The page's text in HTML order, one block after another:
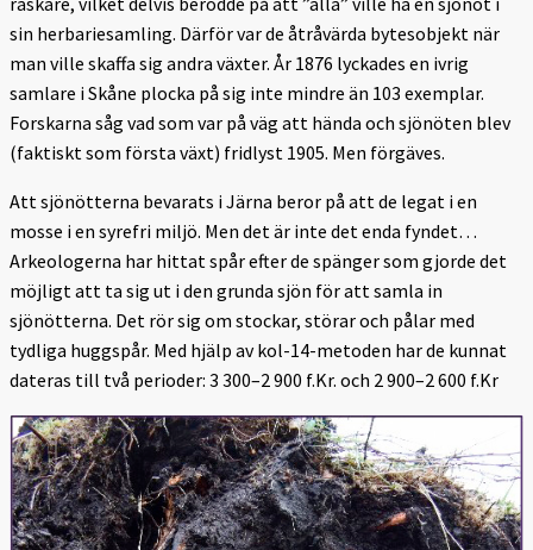
sin herbariesamling. Därför var de åtråvärda bytesobjekt när
man ville skaffa sig andra växter. År 1876 lyckades en ivrig
samlare i Skåne plocka på sig inte mindre än 103 exemplar.
Forskarna såg vad som var på väg att hända och sjönöten blev
(faktiskt som första växt) fridlyst 1905. Men förgäves.
Att sjönötterna bevarats i Järna beror på att de legat i en
mosse i en syrefri miljö. Men det är inte det enda fyndet…
Arkeologerna har hittat spår efter de spänger som gjorde det
möjligt att ta sig ut i den grunda sjön för att samla in
sjönötterna. Det rör sig om stockar, störar och pålar med
tydliga huggspår. Med hjälp av kol-14-metoden har de kunnat
dateras till två perioder: 3 300–2 900 f.Kr. och 2 900–2 600 f.Kr